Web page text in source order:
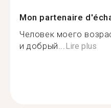
Mon partenaire
Человек моего
и добрый...Lire plus